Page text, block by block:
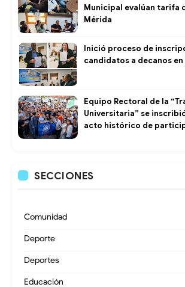
Municipal evalúan tarifa
Mérida
Inició proceso de
candidatos a decanos en
Equipo Rectoral de la
Universitaria” se
acto histórico de
SECCIONES
Comunidad
Deporte
Deportes
Educación